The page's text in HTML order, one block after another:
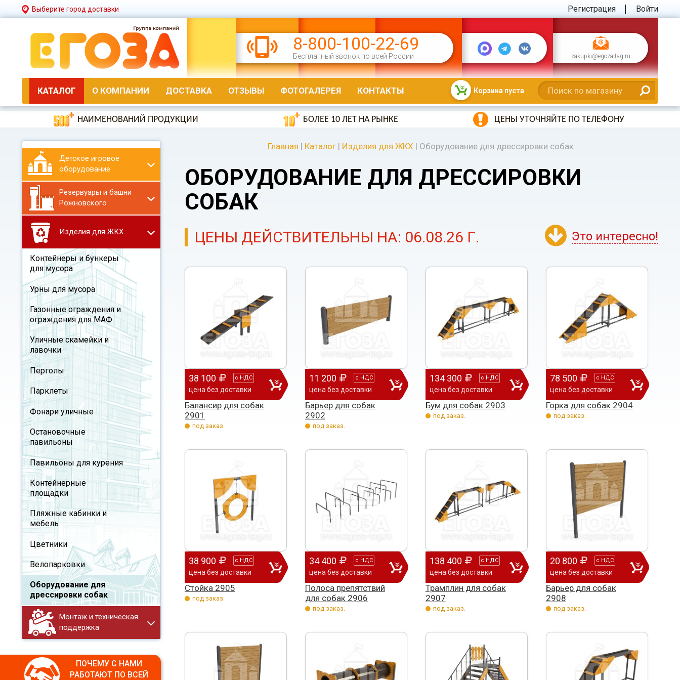
Выберите город доставки Регистрация Войти
8-800-100-22-69
Бесплатный звонок по всей России zakupki@egoza-tag.ru
КАТАЛОГ О КОМПАНИИ ДОСТАВКА ОТЗЫВЫ ФОТОГАЛЕРЕЯ КОНТАКТЫ Корзина пуста
НАИМЕНОВАНИЙ ПРОДУКЦИИ БОЛЕЕ 10 ЛЕТ НА РЫНКЕ ЦЕНЫ УТОЧНЯЙТЕ ПО ТЕЛЕФОНУ
Детское игровое
оборудование
Резервуары и башни
Рожновского
Изделия для ЖКХ
Контейнеры и бункеры
для мусора
Урны для мусора
Газонные ограждения и
ограждения для МАФ
Уличные скамейки и
лавочки
Перголы
Парклеты
Фонари уличные
Остановочные
павильоны
Павильоны для курения
Контейнерные
площадки
Пляжные кабинки и
мебель
Цветники
Велопарковки
Оборудование для
дрессировки собак
Монтаж и техническая
поддержка
ПОЧЕМУ С НАМИ
РАБОТАЮТ ПО ВСЕЙ
Главная | Каталог | Изделия для ЖКХ | Оборудование для дрессировки собак
ОБОРУДОВАНИЕ ДЛЯ ДРЕССИРОВКИ
СОБАК
ЦЕНЫ ДЕЙСТВИТЕЛЬНЫ НА: 06.08.26 Г. Это интересно!
38 100 с НДС
цена без доставки
Балансир для собак
2901
под заказ.
11 200 с НДС
цена без доставки
Барьер для собак
2902
под заказ.
134 300 с НДС
цена без доставки
Бум для собак 2903
под заказ.
78 500 с НДС
цена без доставки
Горка для собак 2904
под заказ.
38 900 с НДС
цена без доставки
Стойка 2905
под заказ.
34 400 с НДС
цена без доставки
Полоса препятствий
для собак 2906
под заказ.
138 400 с НДС
цена без доставки
Трамплин для собак
2907
под заказ.
20 800 с НДС
цена без доставки
Барьер для собак
2908
под заказ.